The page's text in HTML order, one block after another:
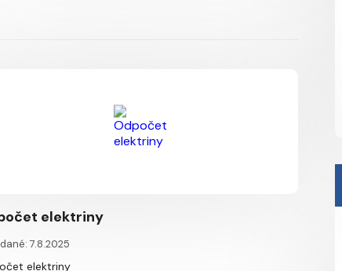
elektriny
7.8.2025
elektriny